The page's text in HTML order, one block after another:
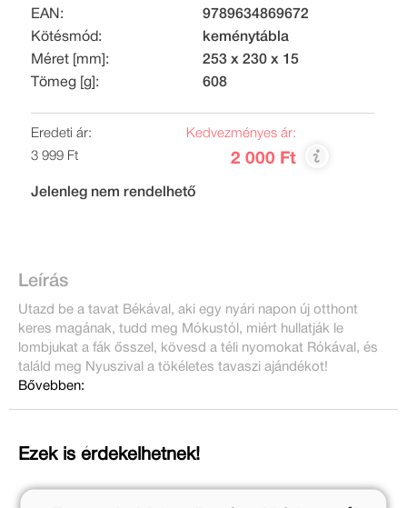
EAN:
9789634869672
Kötésmód:
keménytábla
Méret [mm]:
253 x 230 x 15
Tömeg [g]:
608
Eredeti ár:
3 999 Ft
Kedvezményes ár:
2 000 Ft
Jelenleg nem rendelhető
Leírás
Utazd be a tavat Békával, aki egy nyári napon új otthont
keres magának, tudd meg Mókustól, miért hullatják le
lombjukat a fák ősszel, kövesd a téli nyomokat Rókával, és
találd meg Nyuszival a tökéletes tavaszi ajándékot!
Bővebben:
Ezek is érdekelhetnek!